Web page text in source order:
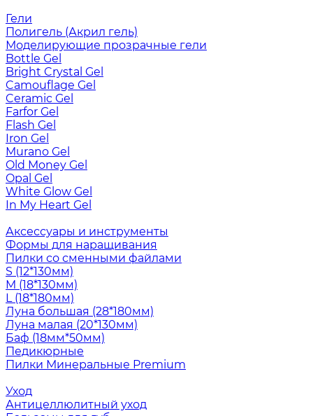
Гели
Полигель (Акрил гель)
Моделирующие прозрачные гели
Bottle Gel
Bright Crystal Gel
Camouflage Gel
Ceramic Gel
Farfor Gel
Flash Gel
Iron Gel
Murano Gel
Old Money Gel
Opal Gel
White Glow Gel
In My Heart Gel
Аксессуары и инструменты
Формы для наращивания
Пилки со сменными файлами
S (12*130мм)
M (18*130мм)
L (18*180мм)
Луна большая (28*180мм)
Луна малая (20*130мм)
Баф (18мм*50мм)
Педикюрные
Пилки Минеральные Premium
Уход
Антицеллюлитный уход